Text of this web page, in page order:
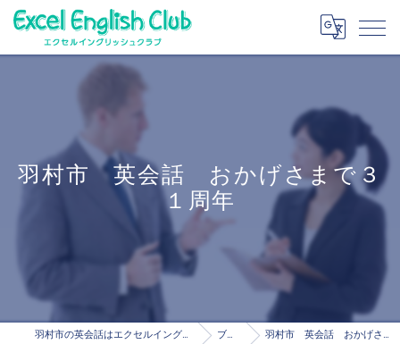
羽村市 英会話 おかげさまで３
１周年
羽村市の英会話はエクセルイングリッシュクラブ ブログ 羽村市 英会話 おかげさまで３１周年